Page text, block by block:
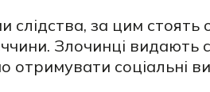
слідства, за цим стоять
Злочинці видають
отримувати соціальні